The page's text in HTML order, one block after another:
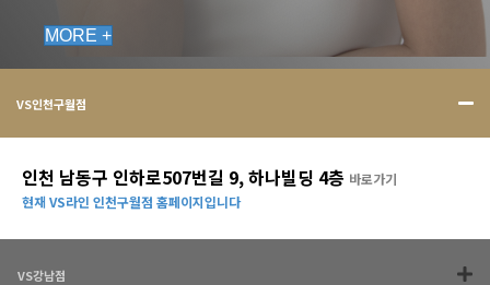
MORE +
VS인천구월점
인천 남동구 인하로507번길 9, 하나빌딩 4층 바로가기
현재 VS라인 인천구월점 홈페이지입니다
VS강남점